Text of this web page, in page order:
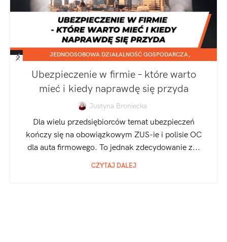
JEDNOOSOBOWA DZIAŁALNOŚĆ GOSPODARCZA,
Ubezpieczenie w firmie – które warto
mieć i kiedy naprawdę się przyda
Justyna Broniecka
Dla wielu przedsiębiorców temat ubezpieczeń
kończy się na obowiązkowym ZUS-ie i polisie OC
dla auta firmowego. To jednak zdecydowanie z...
CZYTAJ DALEJ